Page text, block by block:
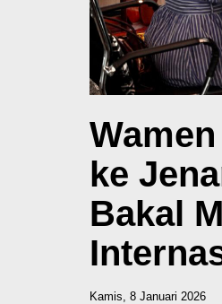
ke
Bakal
Kamis, 8 Januari 2026